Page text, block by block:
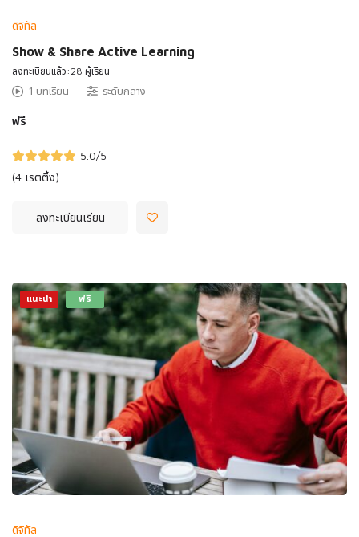
ดิจิทัล
Show & Share Active Learning
ลงทะเบียนแล้ว:28 ผู้เรียน
1 บทเรียน ระดับกลาง
ฟรี
5.0/5
(4 เรตติ้ง)
ลงทะเบียนเรียน
แนะนำ ฟรี
ดิจิทัล